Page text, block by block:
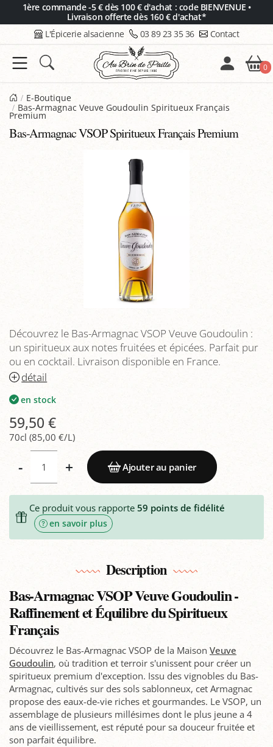
1ère commande -5 € dès 100 € d'achat : code BIENVENUE •
Livraison offerte dès 160 € d'achat*
L'Épicerie alsacienne 03 89 23 35 36 Contact
0
E-Boutique
Bas-Armagnac Veuve Goudoulin Spiritueux Français
Premium
Bas-Armagnac VSOP Spiritueux Français Premium
Découvrez le Bas-Armagnac VSOP Veuve Goudoulin :
un spiritueux aux notes fruitées et épicées. Parfait pur
ou en cocktail. Livraison disponible en France.
détail
en stock
59,50 €
70cl (85,00 €/L)
- + Ajouter au panier
Ce produit vous rapporte59 points de fidélité
en savoir plus
Description
Bas-Armagnac VSOP Veuve Goudoulin -
Raffinement et Équilibre du Spiritueux
Français
Découvrez le Bas-Armagnac VSOP de la Maison Veuve
Goudoulin, où tradition et terroir s'unissent pour créer un
spiritueux premium d'exception. Issu des vignobles du Bas-
Armagnac, cultivés sur des sols sablonneux, cet Armagnac
propose des eaux-de-vie riches et gourmandes. Le VSOP, un
assemblage de plusieurs millésimes dont le plus jeune a 4
ans de vieillissement, est réputé pour sa douceur fruitée et
son parfait équilibre.
Panneau de gestion des cookies